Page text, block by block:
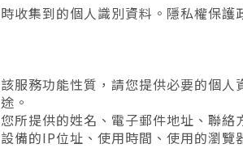
收集到的個人識別資料。隱私權保
服務功能性質，請您提供必要的個
。
所提供的姓名、電子郵件地址、聯絡
備的IP位址、使用時間、使用的瀏